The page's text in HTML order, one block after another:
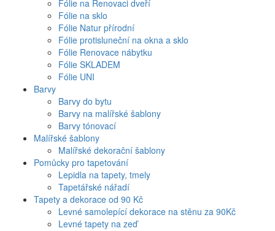
Fólie na Renovaci dveří
Fólie na sklo
Fólie Natur přírodní
Fólie protisluneční na okna a sklo
Fólie Renovace nábytku
Fólie SKLADEM
Fólie UNI
Barvy
Barvy do bytu
Barvy na malířské šablony
Barvy tónovací
Malířské šablony
Malířské dekorační šablony
Pomůcky pro tapetování
Lepidla na tapety, tmely
Tapetářské nářadí
Tapety a dekorace od 90 Kč
Levné samolepící dekorace na stěnu za 90Kč
Levné tapety na zeď